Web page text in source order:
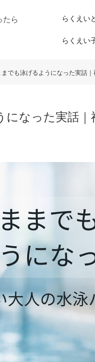
たら
らくえい
らくえい
までも泳げるようになった実話
なった実話